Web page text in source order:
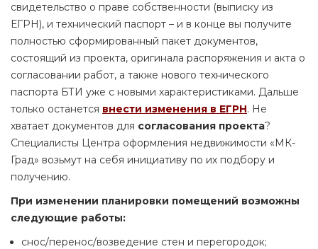
свидетельство о праве собственности (выписку из
ЕГРН), и технический паспорт – и в конце вы получите
полностью сформированный пакет документов,
состоящий из проекта, оригинала распоряжения и акта о
согласовании работ, а также нового технического
паспорта БТИ уже с новыми характеристиками. Дальше
только останется внести изменения в ЕГРН. Не
хватает документов для согласования проекта?
Специалисты Центра оформления недвижимости «МК-
Град» возьмут на себя инициативу по их подбору и
получению.
При изменении планировки помещений возможны
следующие работы:
снос/перенос/возведение стен и перегородок;